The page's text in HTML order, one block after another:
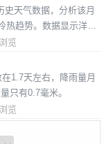
史天气数据，分析该月
热趋势。数据显示洋县
，总体属于温暖向炎
览
1.7天左右，降雨量月
只有0.7毫米。
览